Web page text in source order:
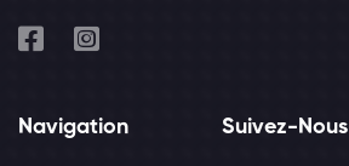
Navigation Suivez-Nous